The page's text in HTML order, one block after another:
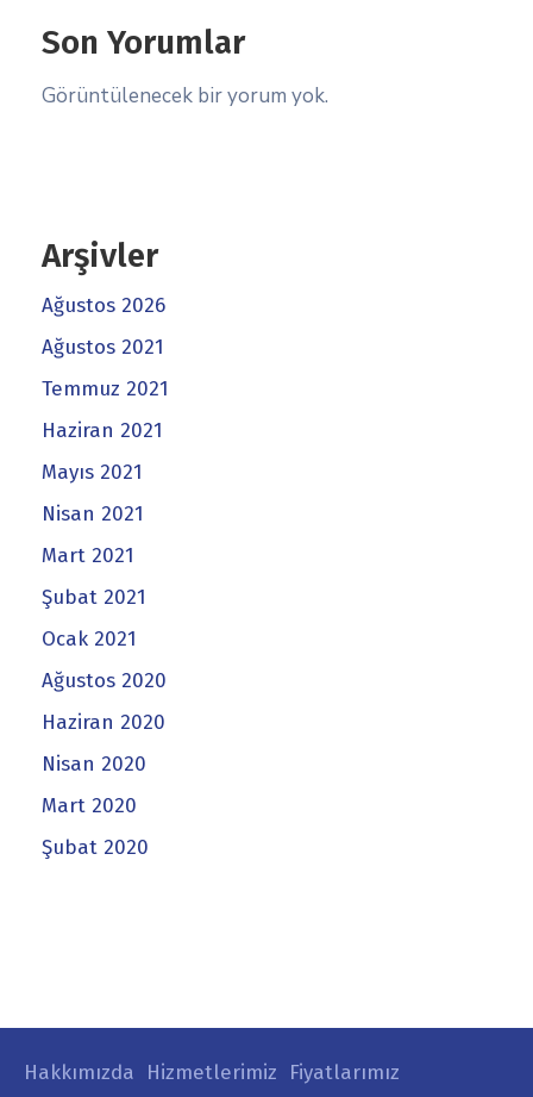
Son Yorumlar
Görüntülenecek bir yorum yok.
Arşivler
Ağustos 2026
Ağustos 2021
Temmuz 2021
Haziran 2021
Mayıs 2021
Nisan 2021
Mart 2021
Şubat 2021
Ocak 2021
Ağustos 2020
Haziran 2020
Nisan 2020
Mart 2020
Şubat 2020
Hakkımızda Hizmetlerimiz Fiyatlarımız